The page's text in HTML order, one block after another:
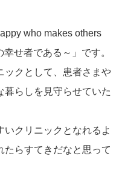
who makes others
せ者である～」です。
ックとして、患者さまや
暮らしを見守らせていた
クリニックとなれるよ
たらすてきだなと思って